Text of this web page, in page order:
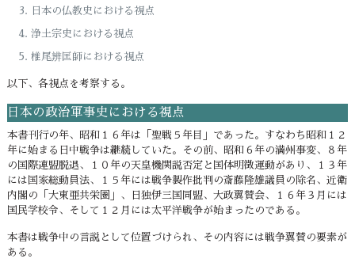
日本の仏教史における視点
浄土宗史における視点
椎尾辨匡師における視点
以下、各視点を考察する。
日本の政治軍事史における視点
本書刊行の年、昭和１６年は「聖戦５年目」であった。すなわち昭和１２
年に始まる日中戦争は継続していた。その前、昭和６年の満州事変、８年
の国際連盟脱退、１０年の天皇機関説否定と国体明徴運動があり、１３年
には国家総動員法、１５年には戦争製作批判の斎藤隆雄議員の除名、近衛
内閣の「大東亜共栄圏」、日独伊三国同盟、大政翼賛会、１６年３月には
国民学校令、そして１２月には太平洋戦争が始まったのである。
本書は戦争中の言説として位置づけられ、その内容には戦争翼賛の要素が
ある。